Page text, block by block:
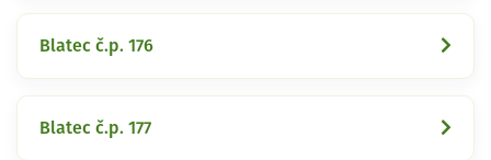
Blatec č.p. 176
Blatec č.p. 177